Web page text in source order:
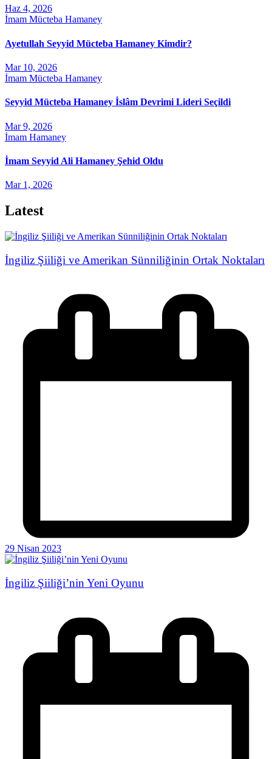
Haz 4, 2026
İmam Mücteba Hamaney
Ayetullah Seyyid Mücteba Hamaney Kimdir?
Mar 10, 2026
İmam Mücteba Hamaney
Seyyid Mücteba Hamaney İslâm Devrimi Lideri Seçildi
Mar 9, 2026
İmam Hamaney
İmam Seyyid Ali Hamaney Şehid Oldu
Mar 1, 2026
Latest
İngiliz Şiiliği ve Amerikan Sünniliğinin Ortak Noktaları
29 Nisan 2023
İngiliz Şiiliği’nin Yeni Oyunu